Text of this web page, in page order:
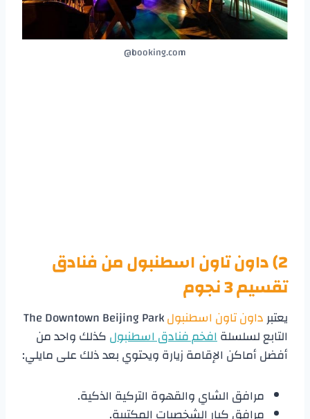
booking.com@
2) داون تاون اسطنبول من
فنادق
تقسيم 3 نجوم
يعتبرداون تاون اسطنبولThe Downtown Beijing Park
التابع لسلسلةافخم فنادق اسطنبولكذلك واحد من
أفضل أماكن الإقامة زيارة ويحتوي بعد ذلك على مايلي:
مرافق الشاي والقهوة التركية الذكية.
مرافق كبار الشخصيات المكتبية.